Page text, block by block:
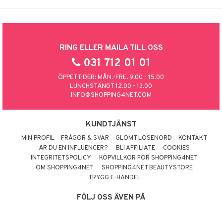
RING ELLER MAILA TILL OSS
031 712 01 01
ÖPPETTIDER: MÅN.-FRE. 9.00 - 15.00
LUNCHSTÄNGT 12.00 - 13.00
INFO@SHOPPING4NET.COM
KUNDTJÄNST
MIN PROFIL FRÅGOR & SVAR GLÖMT LÖSENORD
KONTAKT
ÄR DU EN INFLUENCER?
BLI AFFILIATE
COOKIES
INTEGRITETSPOLICY
KÖPVILLKOR FÖR SHOPPING4NET
OM SHOPPING4NET
SHOPPING4NET BEAUTYSTORE
TRYGG E-HANDEL
FÖLJ OSS ÄVEN PÅ